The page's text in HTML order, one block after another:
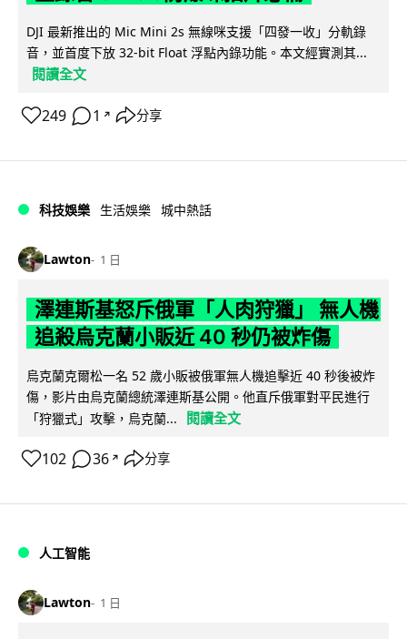
DJI 最新推出的 Mic Mini 2s 無線咪支援「四發一收」分軌錄
音，並首度下放 32-bit Float 浮點內錄功能。本文經實測其...
閱讀全文
249 1 ↗ 分享
科技娛樂 生活娛樂 城中熱話
Lawton 1 日
澤連斯基怒斥俄軍「人肉狩獵」 無人機
追殺烏克蘭小販近 40 秒仍被炸傷
烏克蘭克爾松一名 52 歲小販被俄軍無人機追擊近 40 秒後被炸
傷，影片由烏克蘭總統澤連斯基公開。他直斥俄軍對平民進行
「狩獵式」攻擊，烏克蘭...
閱讀全文
102 36 ↗ 分享
人工智能
Lawton 1 日